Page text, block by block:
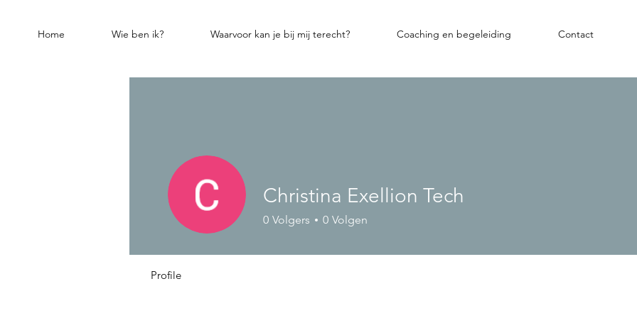
Home Wie ben ik? Waarvoor kan je bij mij terecht? Coaching en begeleiding Contact
Christina Exellion Tech
0 Volgers 0 Volgen
Profile